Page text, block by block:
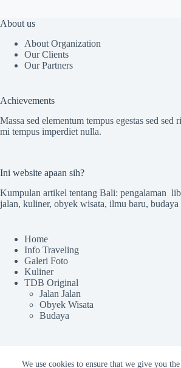
We use cookies to ensure that we give you
About us
About Organization
Our Clients
Our Partners
Achievements
Massa sed elementum tempus egestas sed sed
mi tempus imperdiet nulla.
Ini website apaan sih?
Kumpulan artikel tentang Bali: pengalaman
jalan, kuliner, obyek wisata, ilmu baru, budaya
Home
Info Traveling
Galeri Foto
Kuliner
TDB Original
Jalan Jalan
Obyek Wisata
Budaya